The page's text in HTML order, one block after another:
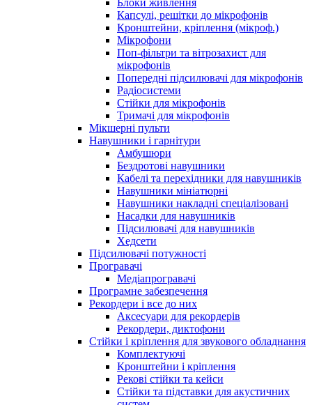
Блоки живлення
Капсулі, решітки до мікрофонів
Кронштейни, кріплення (мікроф.)
Мікрофони
Поп-фільтри та вітрозахист для
мікрофонів
Попередні підсилювачі для мікрофонів
Радіосистеми
Стійки для мікрофонів
Тримачі для мікрофонів
Мікшерні пульти
Навушники і гарнітури
Амбушюри
Бездротові навушники
Кабелі та перехідники для навушників
Навушники мініатюрні
Навушники накладні спеціалізовані
Насадки для навушників
Підсилювачі для навушників
Хедсети
Підсилювачі потужності
Програвачі
Медіапрогравачі
Програмне забезпечення
Рекордери і все до них
Аксесуари для рекордерів
Рекордери, диктофони
Стійки і кріплення для звукового обладнання
Комплектуючі
Кронштейни і кріплення
Рекові стійки та кейси
Стійки та підставки для акустичних